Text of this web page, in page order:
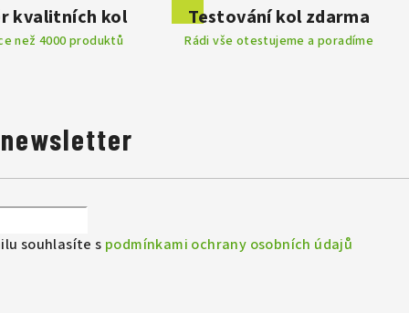
skvěle seděly
byly
kvalitních kol
než 4000 produktů
Testování kol zdarma
Rádi vše otestujeme a poradíme
souhlasíte s podmínkami ochrany osobních údajů